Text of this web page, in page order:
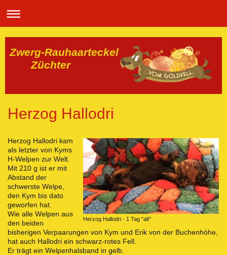
Zwerg-Rauhaarteckel
Züchter
Herzog Hallodri
Herzog Hallodri - 1 Tag "alt"
Herzog Hallodri kam
als letzter von Kyms
H-Welpen zur Welt.
Mit 210 g ist er mit
Abstand der
schwerste Welpe,
den Kym bis dato
geworfen hat.
Wie alle Welpen aus
den beiden
bisherigen Verpaarungen von Kym und Erik von der Buchenhöhe,
hat auch Hallodri ein schwarz-rotes Fell.
Er trägt ein Welpenhalsband in gelb.